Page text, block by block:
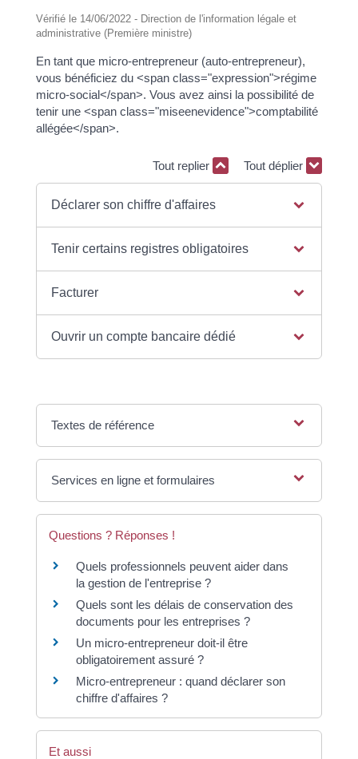
Vérifié le 14/06/2022 - Direction de l'information légale et
administrative (Première ministre)
En tant que micro-entrepreneur (auto-entrepreneur),
vous bénéficiez du <span class="expression">régime
micro-social</span>. Vous avez ainsi la possibilité de
tenir une <span class="miseenevidence">comptabilité
allégée</span>.
Tout replier Tout déplier
Déclarer son chiffre d'affaires
Tenir certains registres obligatoires
Facturer
Ouvrir un compte bancaire dédié
Textes de référence
Services en ligne et formulaires
Questions ? Réponses !
Quels professionnels peuvent aider dans
la gestion de l'entreprise ?
Quels sont les délais de conservation des
documents pour les entreprises ?
Un micro-entrepreneur doit-il être
obligatoirement assuré ?
Micro-entrepreneur : quand déclarer son
chiffre d'affaires ?
Et aussi